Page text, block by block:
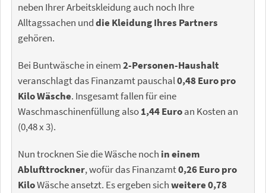
neben Ihrer Arbeitskleidung auch noch Ihre
Alltagssachen unddie Kleidung Ihres Partners
gehören.
Bei Buntwäsche in einem2-Personen-Haushalt
veranschlagt das Finanzamt pauschal0,48 Euro pro
Kilo Wäsche. Insgesamt fallen für eine
Waschmaschinenfüllung also1,44 Euroan Kosten an
(0,48 x 3).
Nun trocknen Sie die Wäsche noch in einem
Ablufttrockner, wofür das Finanzamt0,26 Euro pro
KiloWäsche ansetzt. Es ergeben sichweitere 0,78